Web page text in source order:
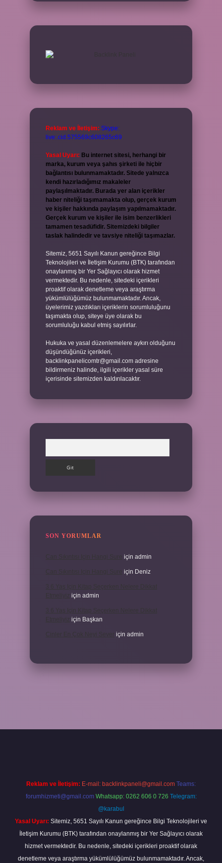
Reklam ve İletişim: Skype:
live:.cid.575569c608265c69
Yasal Uyarı: Bu internet sitesi, herhangi bir
marka, kurum veya şahıs şirketi ile hiçbir
bağlantısı bulunmamaktadır. Sitede yalnızca
kendi hazırladığımız makaleler
paylaşılmaktadır. Burada yer alan içerikler
haber niteliği taşımamakta olup, gerçek kurum
ve kişiler hakkında paylaşım yapılmamaktadır.
Gerçek kurum ve kişiler ile isim benzerlikleri
tamamen tesadüfidir. Sitemizdeki bilgiler
taslak halindedir ve tavsiye niteliği taşımazlar.
Sitemiz, 5651 Sayılı Kanun gereğince Bilgi
Teknolojileri ve İletişim Kurumu (BTK) tarafından
onaylanmış bir Yer Sağlayıcı olarak hizmet
vermektedir. Bu nedenle, sitedeki içerikleri
proaktif olarak denetleme veya araştırma
yükümlülüğümüz bulunmamaktadır. Ancak,
üyelerimiz yazdıkları içeriklerin sorumluluğunu
taşımakta olup, siteye üye olarak bu
sorumluluğu kabul etmiş sayılırlar.
Hukuka ve yasal düzenlemelere aykırı olduğunu
düşündüğünüz içerikleri,
backlinkpanelicomtr@gmail.com adresine
bildirmeniz halinde, ilgili içerikler yasal süre
içerisinde sitemizden kaldırılacaktır.
SON YORUMLAR
için admin
için Deniz
için admin
için Başkan
için admin
Reklam ve İletişim: E-mail: backlinkpaneli@gmail.com Teams:
forumhizmeti@gmail.com Whatsapp: 0262 606 0 726 Telegram:
@karabul
Yasal Uyarı: Sitemiz, 5651 Sayılı Kanun gereğince Bilgi Teknolojileri ve
İletişim Kurumu (BTK) tarafından onaylanmış bir Yer Sağlayıcı olarak
hizmet vermektedir. Bu nedenle, sitedeki içerikleri proaktif olarak
denetleme veya araştırma yükümlülüğümüz bulunmamaktadır. Ancak,